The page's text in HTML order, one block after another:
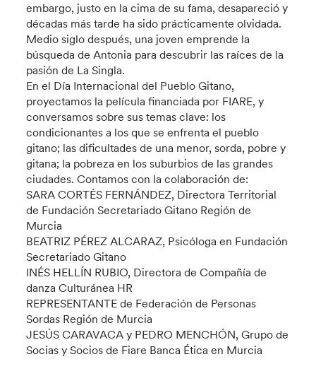
embargo, justo en la cima de su fama, desapareció y
décadas más tarde ha sido prácticamente olvidada.
Medio siglo después, una joven emprende la
búsqueda de Antonia para descubrir las raíces de la
pasión de La Singla.
En el Día Internacional del Pueblo Gitano,
proyectamos la película financiada por FIARE, y
conversamos sobre sus temas clave: los
condicionantes a los que se enfrenta el pueblo
gitano; las dificultades de una menor, sorda, pobre y
gitana; la pobreza en los suburbios de las grandes
ciudades. Contamos con la colaboración de:
SARA CORTÉS FERNÁNDEZ, Directora Territorial
de Fundación Secretariado Gitano Región de
Murcia
BEATRIZ PÉREZ ALCARAZ, Psicóloga en Fundación
Secretariado Gitano
INÉS HELLÍN RUBIO, Directora de Compañía de
danza Culturánea HR
REPRESENTANTE de Federación de Personas
Sordas Región de Murcia
JESÚS CARAVACA y PEDRO MENCHÓN, Grupo de
Socias y Socios de Fiare Banca Ética en Murcia